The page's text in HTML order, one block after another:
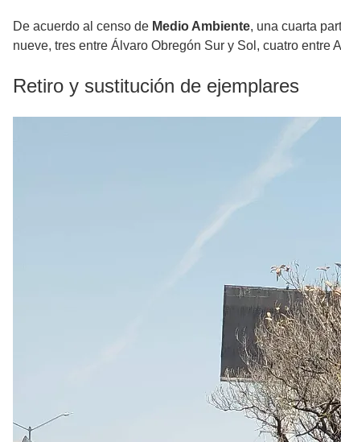
De acuerdo al censo de Medio Ambiente, una cuarta
nueve, tres entre Álvaro Obregón Sur y Sol, cuatro
Retiro y sustitución de ejemplares